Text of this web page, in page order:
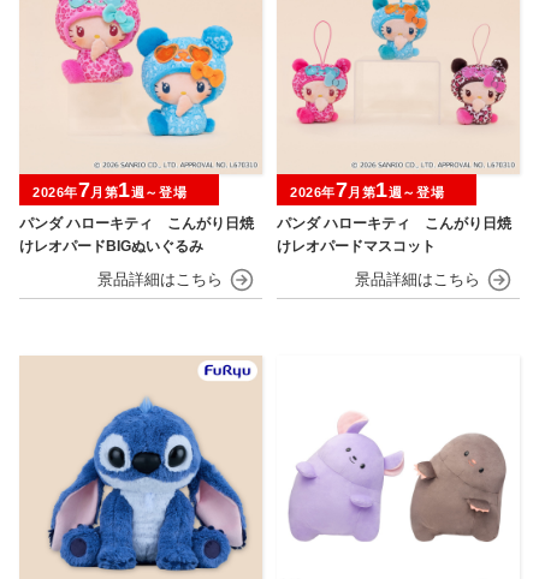
パンダ ハローキティ こんがり日焼
けレオパードBIGぬいぐるみ
2026年7月第1週～登場
パンダ ハローキティ こんがり日焼
けレオパードマスコット
2026年7月第1週～登場